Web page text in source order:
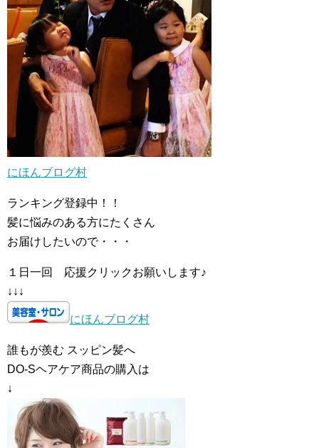
にほんブログ村
ランキング登録中！！
髪に悩みのある方にたくさん
お届けしたいので・・・
１日一回 応援クリックお願いします♪
↓↓↓
にほんブログ村
誰もが羨む スッピン髪へ
DO-Sヘアケア商品の購入は
↓